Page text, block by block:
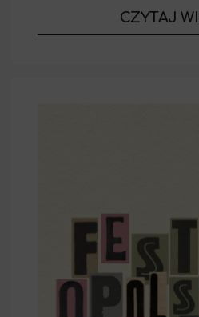
CZYTAJ